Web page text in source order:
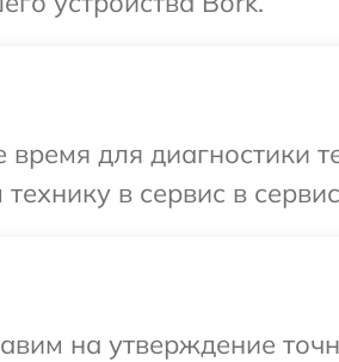
для диагностики
в сервис в
на утверждение